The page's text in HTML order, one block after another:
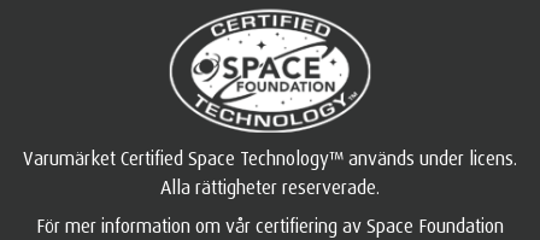
Varumärket Certified Space Technology™ används under licens.
Alla rättigheter reserverade.
För mer information om vår certifiering av Space Foundation